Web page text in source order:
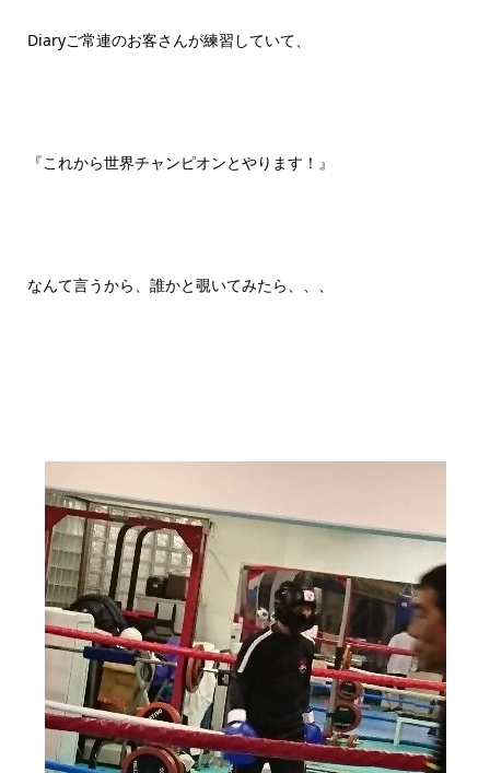
Diaryご常連のお客さんが練習していて、
『これから世界チャンピオンとやります！』
なんて言うから、誰かと覗いてみたら、、、